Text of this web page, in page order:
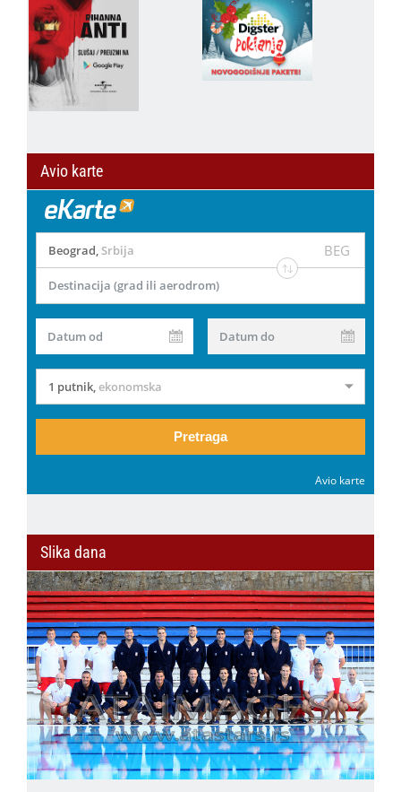
Avio karte
Beograd, Srbija BEG
Destinacija (grad ili aerodrom)
Datum od Datum do
1 putnik,ekonomska
Pretraga
Avio karte
Slika dana